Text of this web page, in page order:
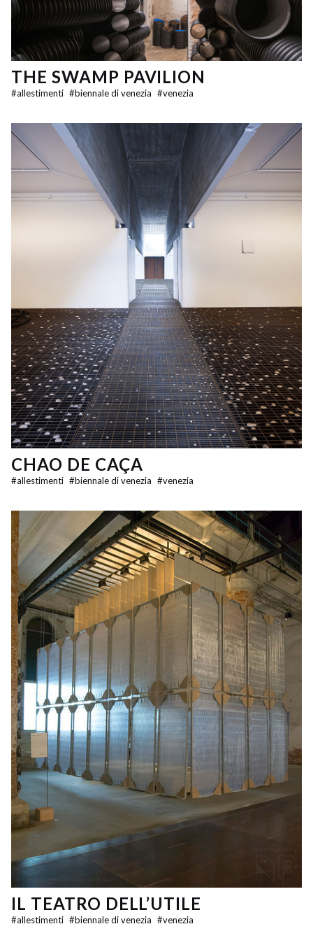
THE SWAMP PAVILION
#allestimenti #biennale di venezia #venezia
CHAO DE CAÇA
#allestimenti #biennale di venezia #venezia
IL TEATRO DELL’UTILE
#allestimenti #biennale di venezia #venezia